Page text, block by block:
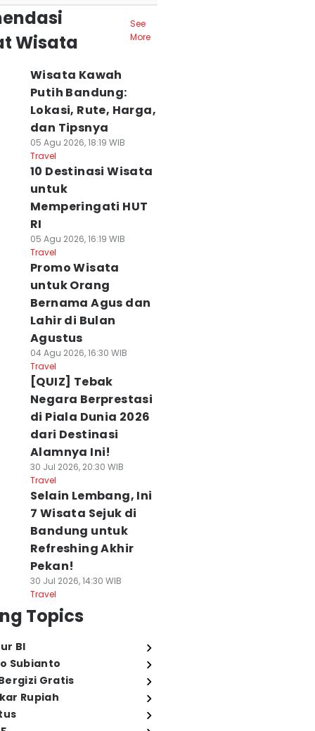
Wisata
See
More
Wisata Kawah
Putih Bandung:
Lokasi, Rute, Harga,
dan Tipsnya
05 Agu 2026, 18:19 WIB
Travel
10 Destinasi Wisata
untuk
Memperingati HUT
RI
05 Agu 2026, 16:19 WIB
Travel
Promo Wisata
untuk Orang
Bernama Agus dan
Lahir di Bulan
Agustus
04 Agu 2026, 16:30 WIB
Travel
[QUIZ] Tebak
Negara Berprestasi
di Piala Dunia 2026
dari Destinasi
Alamnya Ini!
30 Jul 2026, 20:30 WIB
Travel
Selain Lembang, Ini
7 Wisata Sejuk di
Bandung untuk
Refreshing Akhir
Pekan!
30 Jul 2026, 14:30 WIB
Travel
Topics
BI
Subianto
Gratis
Rupiah